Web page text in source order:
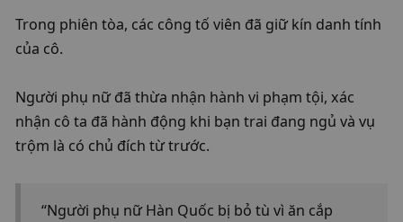
Trong phiên tòa, các công tố viên đã giữ kín danh tính
của cô.
Người phụ nữ đã thừa nhận hành vi phạm tội, xác
nhận cô ta đã hành động khi bạn trai đang ngủ và vụ
trộm là có chủ đích từ trước.
“Người phụ nữ Hàn Quốc bị bỏ tù vì ăn cắp